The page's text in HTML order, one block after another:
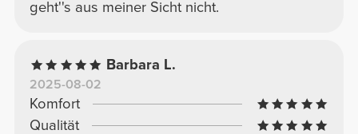
geht''s aus meiner Sicht nicht.
Barbara L.
2025-08-02
Komfort
Qualität